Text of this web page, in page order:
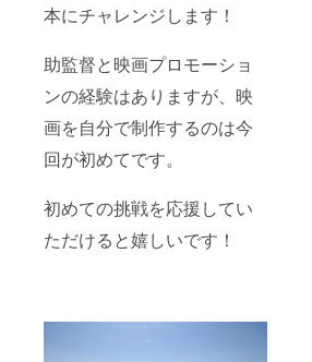
本にチャレンジします！
助監督と映画プロモーショ
ンの経験はありますが、映
画を自分で制作するのは今
回が初めてです。
初めての挑戦を応援してい
ただけると嬉しいです！